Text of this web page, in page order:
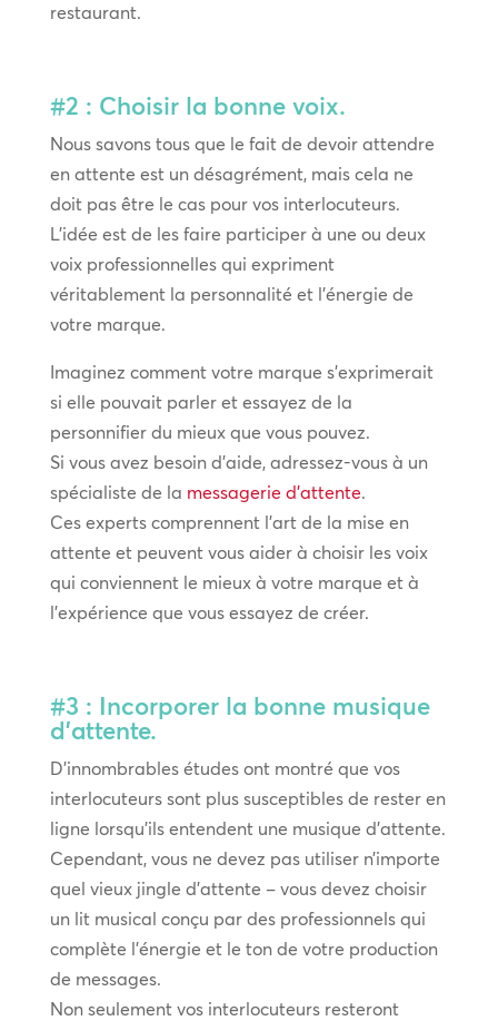
restaurant.
#2 : Choisir la bonne voix.
Nous savons tous que le fait de devoir attendre
en attente est un désagrément, mais cela ne
doit pas être le cas pour vos interlocuteurs.
L’idée est de les faire participer à une ou deux
voix professionnelles qui expriment
véritablement la personnalité et l’énergie de
votre marque.
Imaginez comment votre marque s’exprimerait
si elle pouvait parler et essayez de la
personnifier du mieux que vous pouvez.
Si vous avez besoin d’aide, adressez-vous à un
spécialiste de la messagerie d’attente.
Ces experts comprennent l’art de la mise en
attente et peuvent vous aider à choisir les voix
qui conviennent le mieux à votre marque et à
l’expérience que vous essayez de créer.
#3 : Incorporer la bonne musique
d’attente.
D’innombrables études ont montré que vos
interlocuteurs sont plus susceptibles de rester en
ligne lorsqu’ils entendent une musique d’attente.
Cependant, vous ne devez pas utiliser n’importe
quel vieux jingle d’attente – vous devez choisir
un lit musical conçu par des professionnels qui
complète l’énergie et le ton de votre production
de messages.
Non seulement vos interlocuteurs resteront